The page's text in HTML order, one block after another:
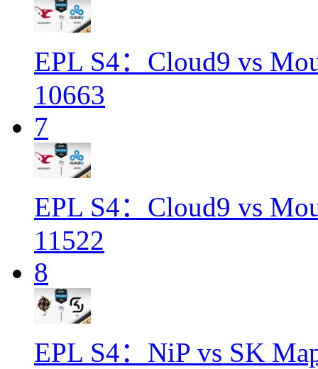
EPL S4：Cloud9 vs
10663
7
EPL S4：Cloud9 vs
11522
8
EPL S4：NiP vs SK